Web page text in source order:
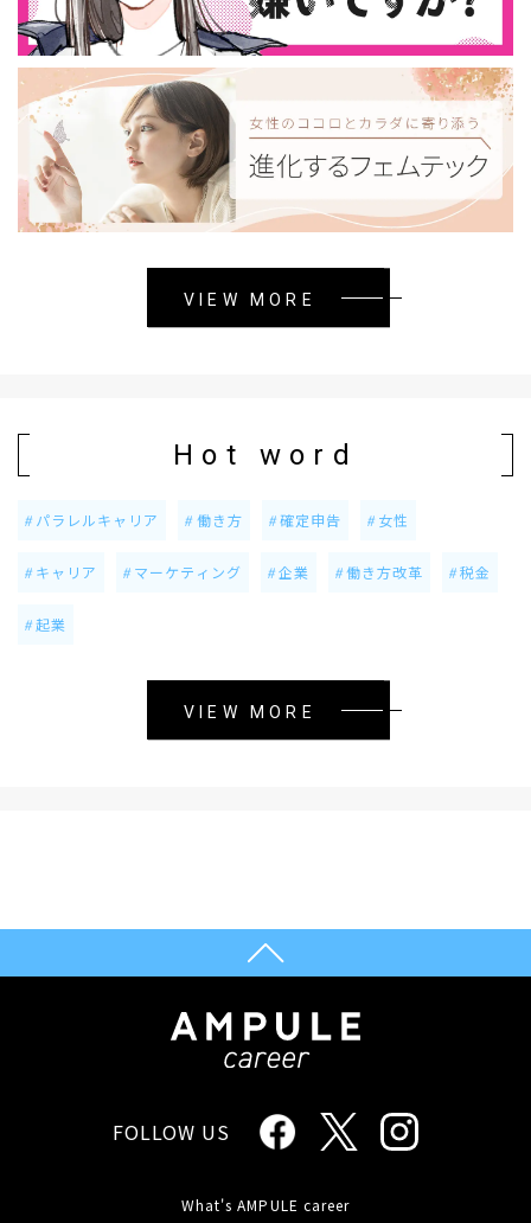
VIEW MORE
Hot word
パラレルキャリア 働き方 確定申告 女性
キャリア マーケティング 企業 働き方改革 税金
起業
VIEW MORE
FOLLOW US
What's AMPULE career